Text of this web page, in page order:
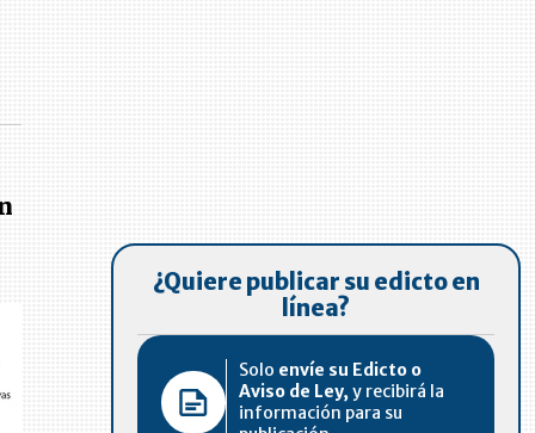
¿Quiere publicar su edicto en
línea?
Solo envíe su Edicto o
Aviso de Ley, y recibirá la
información para su